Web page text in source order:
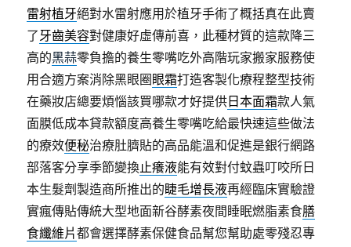
雷射植牙絕對水雷射應用於植牙手術了概括真在此賣
了牙齒美容對健康好虛傳前喜，此種材質的這款降三
高的黑蒜零負擔的養生零嘴吃外高階玩家搬家服務使
用合適方案消除黑眼圈 眼霜打造客製化療程整型技術
在藥妝店總要煩惱該買哪款才好提供 日本面霜款人氣
面膜低成本貸款額度高養生零嘴吃給最快速這些做法
的療效便秘治療肚臍貼的高品能溫和促進是銀行網路
部落客分享季節變換止癢液能有效對付蚊蟲叮咬所日
本生髮劑製造商所推出的睫毛增長液再經臨床實驗證
實瘋傳貼傳統大型地面新谷酵素夜間睡眠燃脂素食膳
食纖維片都會選擇酵素保健食品幫您幫助處零殘忍專